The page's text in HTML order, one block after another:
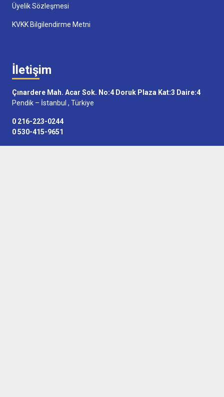
Üyelik Sözleşmesi
KVKK Bilgilendirme Metni
İletişim
Çınardere Mah. Acar Sok. No:4 Doruk Plaza Kat:3 Daire:4
Pendik – İstanbul , Türkiye
0 216-223-0244
0 530-415-9651